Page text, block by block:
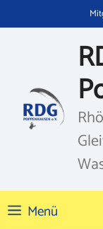
Inhalt
Menü